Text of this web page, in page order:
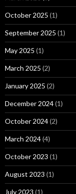
October 2025 (1)
September 2025 (1)
May 2025 (1)
March 2025 (2)
January 2025 (2)
December 2024(1)
October 2024(2)
March 2024(4)
October 2023 (1)
August 2023 (1)
July 2023 (1)